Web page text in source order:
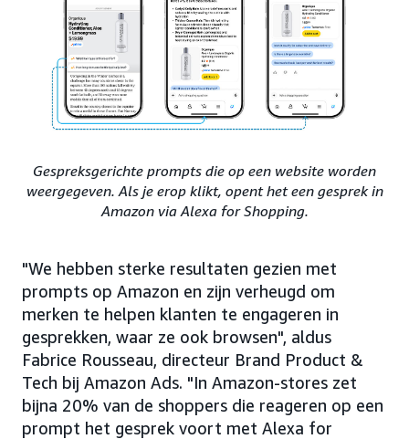
Gespreksgerichte prompts die op een website worden
weergegeven. Als je erop klikt, opent het een gesprek in
Amazon via Alexa for Shopping.
"We hebben sterke resultaten gezien met
prompts op Amazon en zijn verheugd om
merken te helpen klanten te engageren in
gesprekken, waar ze ook browsen", aldus
Fabrice Rousseau, directeur Brand Product &
Tech bij Amazon Ads. "In Amazon-stores zet
bijna 20% van de shoppers die reageren op een
prompt het gesprek voort met Alexa for